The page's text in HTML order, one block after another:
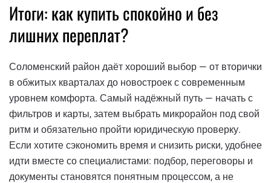
Итоги: как купить спокойно и без
лишних переплат?
Соломенский район даёт хороший выбор — от вторички
в обжитых кварталах до новостроек с современным
уровнем комфорта. Самый надёжный путь — начать с
фильтров и карты, затем выбрать микрорайон под свой
ритм и обязательно пройти юридическую проверку.
Если хотите сэкономить время и снизить риски, удобнее
идти вместе со специалистами: подбор, переговоры и
документы становятся понятным процессом, а не